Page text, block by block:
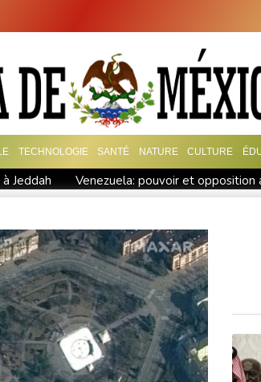
TECHNOLOGIE SANTÉ NATURE CULTURE
Jeddah
Venezuela: pouvoir et
privée
Yémen: au moins 58
le narcotrafic
des records
Wall Street termine en